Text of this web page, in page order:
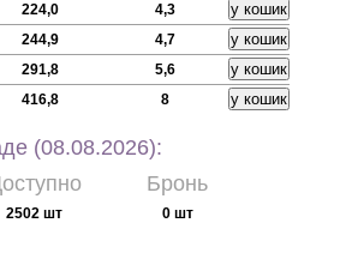
224,0
4,3
244,9
4,7
291,8
5,6
416,8 8
(08.08.2026):
Бронь
2502 шт 0 шт